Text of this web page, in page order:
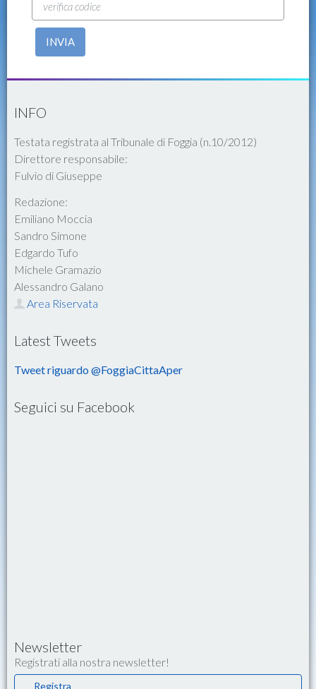
INVIA
INFO
Testata registrata al Tribunale di Foggia (n.10/2012)
Direttore responsabile:
Fulvio di Giuseppe
Redazione:
Emiliano Moccia
Sandro Simone
Edgardo Tufo
Michele Gramazio
Alessandro Galano
Area Riservata
Latest Tweets
Tweet riguardo @FoggiaCittaAper
Seguici su Facebook
Newsletter
Registrati alla nostra newsletter!
Registra